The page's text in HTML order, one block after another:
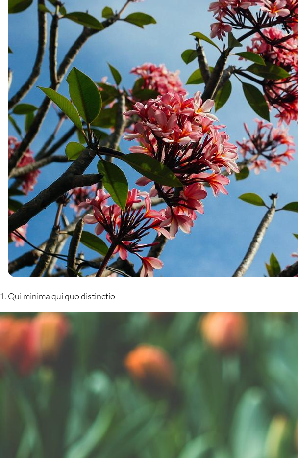
Qui minima qui quo distinctio